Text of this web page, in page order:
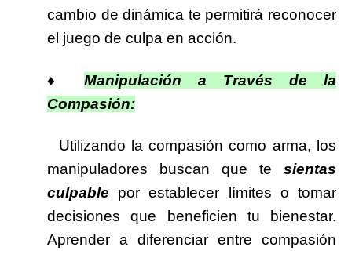
cambio de dinámica te permitirá reconocer
el juego de culpa en acción.
♦ Manipulación a Través de la
Compasión:
Utilizando la compasión como arma, los
manipuladores buscan que te sientas
culpable por establecer límites o tomar
decisiones que beneficien tu bienestar.
Aprender a diferenciar entre compasión